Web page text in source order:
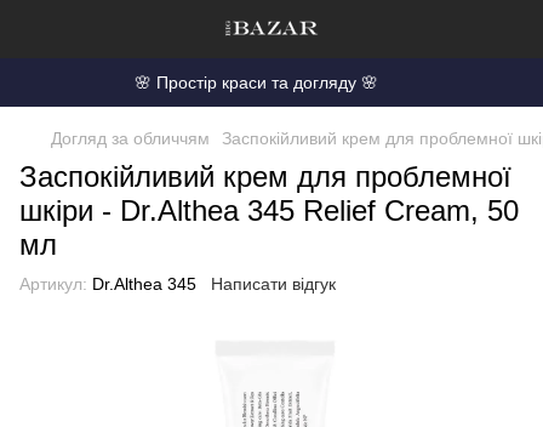
🌸 Простір краси та догляду 🌸
Догляд за обличчям Заспокійливий крем для проблемної
Заспокійливий крем для проблемної
шкіри - Dr.Althea 345 Relief Cream, 50
мл
Артикул: Dr.Althea 345 Написати відгук